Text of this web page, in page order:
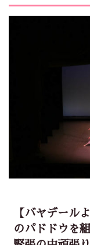
【バヤデール
のパドドウを